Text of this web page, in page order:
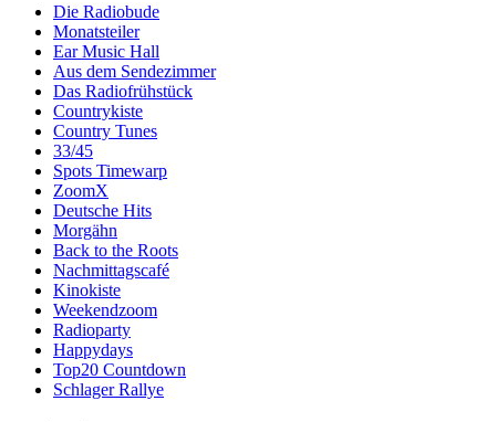
Die Radiobude
Monatsteiler
Ear Music Hall
Aus dem Sendezimmer
Das Radiofrühstück
Countrykiste
Country Tunes
33/45
Spots Timewarp
ZoomX
Deutsche Hits
Morgähn
Back to the Roots
Nachmittagscafé
Kinokiste
Weekendzoom
Radioparty
Happydays
Top20 Countdown
Schlager Rallye